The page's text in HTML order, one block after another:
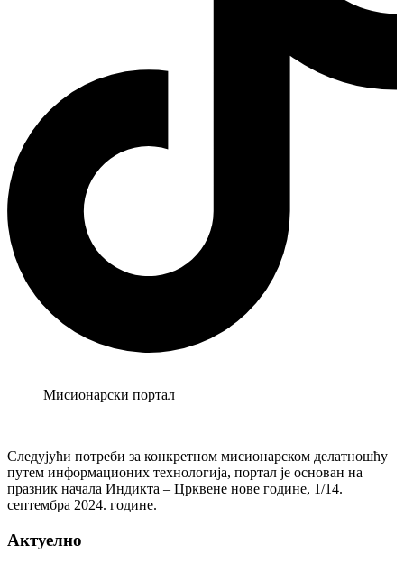
Мисионарски портал
Следујући потреби за конкретном мисионарском делатношћу
путем информационих технологија, портал је основан на
празник начала Индикта – Црквене нове године, 1/14.
септембра 2024. године.
Актуелно